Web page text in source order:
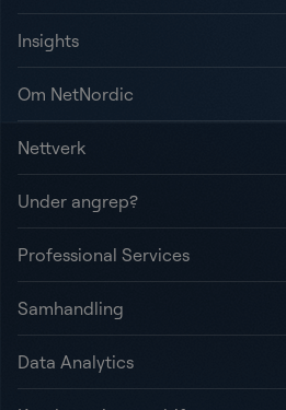
Insights
Om NetNordic
Nettverk
Under angrep?
Professional Services
Samhandling
Data Analytics